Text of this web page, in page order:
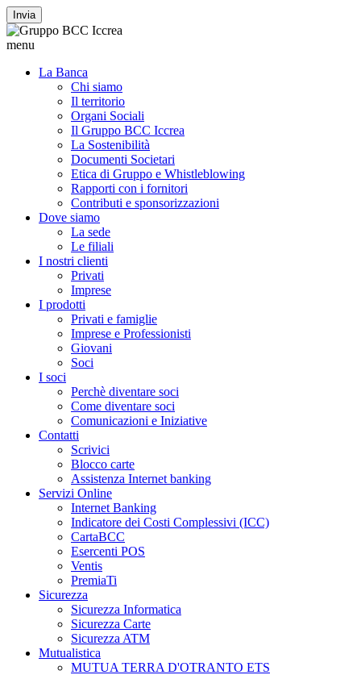
Invia
menu
La Banca
Chi siamo
Il territorio
Organi Sociali
Il Gruppo BCC Iccrea
La Sostenibilità
Documenti Societari
Etica di Gruppo e Whistleblowing
Rapporti con i fornitori
Contributi e sponsorizzazioni
Dove siamo
La sede
Le filiali
I nostri clienti
Privati
Imprese
I prodotti
Privati e famiglie
Imprese e Professionisti
Giovani
Soci
I soci
Perchè diventare soci
Come diventare soci
Comunicazioni e Iniziative
Contatti
Scrivici
Blocco carte
Assistenza Internet banking
Servizi Online
Internet Banking
Indicatore dei Costi Complessivi (ICC)
CartaBCC
Esercenti POS
Ventis
PremiaTi
Sicurezza
Sicurezza Informatica
Sicurezza Carte
Sicurezza ATM
Mutualistica
MUTUA TERRA D'OTRANTO ETS